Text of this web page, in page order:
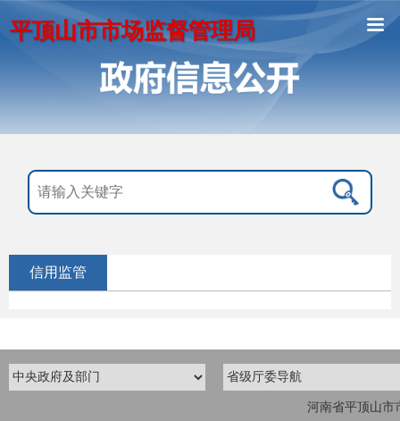
平顶山市市场监督管理局
信用监管
河南省平顶山市